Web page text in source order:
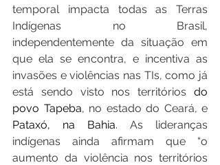
temporal impacta todas as Terras
Indígenas no Brasil,
independentemente da situação em
que ela se encontra, e incentiva as
invasões e violências nas TIs, como já
está sendo visto nos territórios do
povo Tapeba
Pataxó, na Bahia. As lideranças
indígenas ainda afirmam que “o
aumento da violência nos territórios